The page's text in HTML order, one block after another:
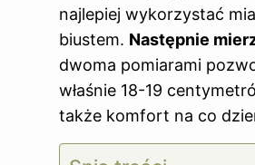
najlepiej wykorzystać
biustem. Następnie
dwoma pomiarami
właśnie 18-19
także komfort na co